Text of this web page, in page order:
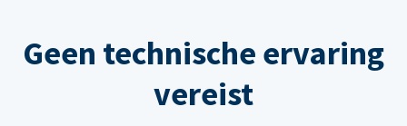
Geen technische ervaring
vereist